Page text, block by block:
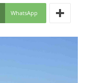
WhatsApp